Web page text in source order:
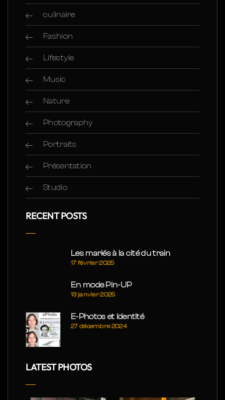
culinaire
Fashion
Lifestyle
Music
Nature
Photography
Portraits
Présentation
Studio
RECENT POSTS
Les mariés à la cité du train
17 février 2025
En mode Pin-UP
13 janvier 2025
E-Photos et Identité
27 décembre 2024
LATEST PHOTOS